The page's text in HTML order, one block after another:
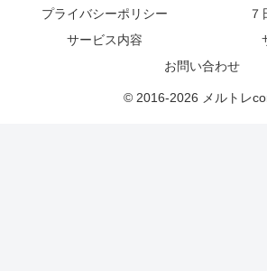
プライバシーポリシー
７
サービス内容
お問い合わせ
© 2016-2026 メルトレ